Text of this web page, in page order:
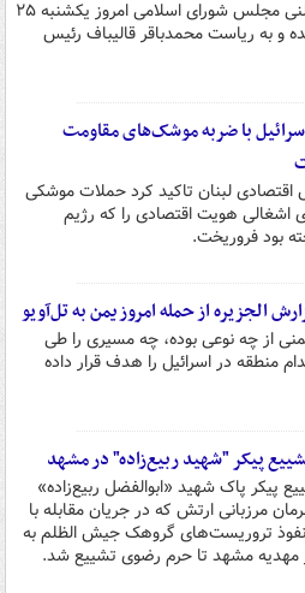
جلسه علنی مجلس شورای اسلامی امروز یکشنبه ۲۵
با حضور ۲۴۲ نماینده و به ریاست محمدباقر قالیباف رئیس
با ضربه موشک‌های مقاومت
اقتصادی لبنان تاکید کرد حملات موشکی
هویت اقتصادی را که رژیم
الجزیره از حمله امروز یمن به تل‌آویو
از چه نوعی بوده، چه مسیری را طی
منطقه در اسرائیل را هدف قرار داده
پیکر "شهید ربیع‌زاده" در مشهد
پیکر پاک شهید «ابوالفضل ربیع‌زاده»
مرزبانی ارتش که در جریان مقابله با
تروریست‌های گروهک جیش الظلم به